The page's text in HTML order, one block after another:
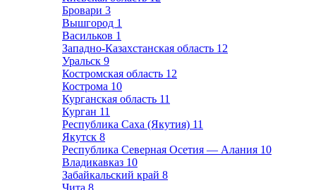
Бровари 3
Вышгород 1
Васильков 1
Западно-Казахстанская область 12
Уральск 9
Костромская область 12
Кострома 10
Курганская область 11
Курган 11
Республика Саха (Якутия) 11
Якутск 8
Республика Северная Осетия — Алания 10
Владикавказ 10
Забайкальский край 8
Чита 8